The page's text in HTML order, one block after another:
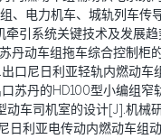
、电力机车、城轨列车
牵引系统关键技术及发展
丹动车组拖车综合控制柜
口尼日利亚轻轨内燃动
苏丹的HD100型小编组
动车司机室的设计[J].机械
日利亚电传动内燃动车组